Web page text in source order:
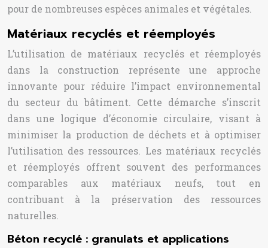
pour de nombreuses espèces animales et végétales.
Matériaux recyclés et réemployés
L’utilisation de matériaux recyclés et réemployés
dans la construction représente une approche
innovante pour réduire l’impact environnemental
du secteur du bâtiment. Cette démarche s’inscrit
dans une logique d’économie circulaire, visant à
minimiser la production de déchets et à optimiser
l’utilisation des ressources. Les matériaux recyclés
et réemployés offrent souvent des performances
comparables aux matériaux neufs, tout en
contribuant à la préservation des ressources
naturelles.
Béton recyclé : granulats et applications